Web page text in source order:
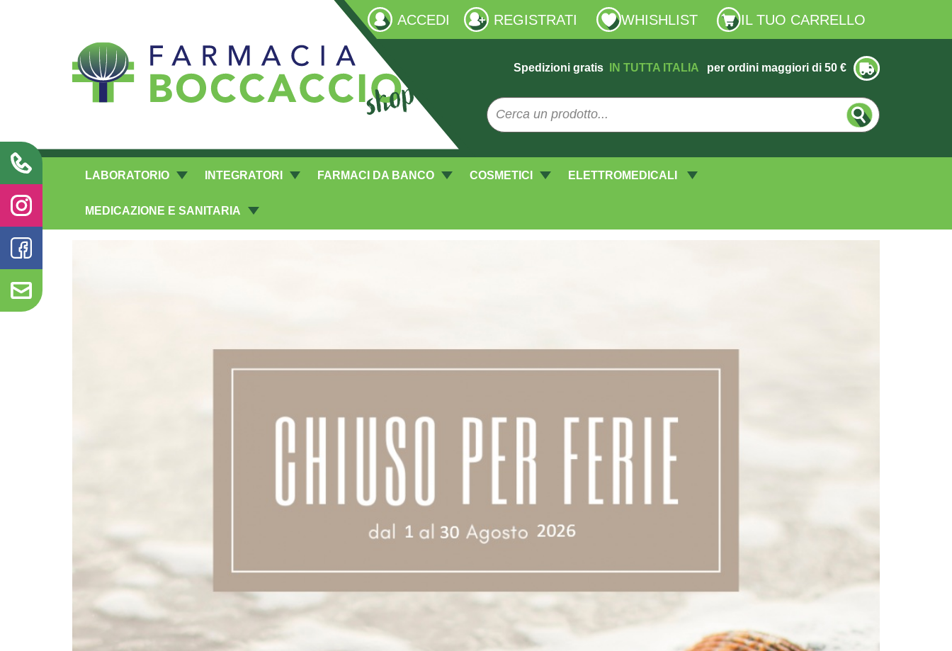
ACCEDI REGISTRATI WHISHLIST IL TUO CARRELLO
Spedizioni gratis IN TUTTA ITALIA per ordini maggiori di 50 €
LABORATORIO INTEGRATORI FARMACI DA BANCO COSMETICI ELETTROMEDICALI
MEDICAZIONE E SANITARIA